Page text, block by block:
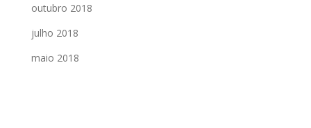
outubro 2018
julho 2018
maio 2018